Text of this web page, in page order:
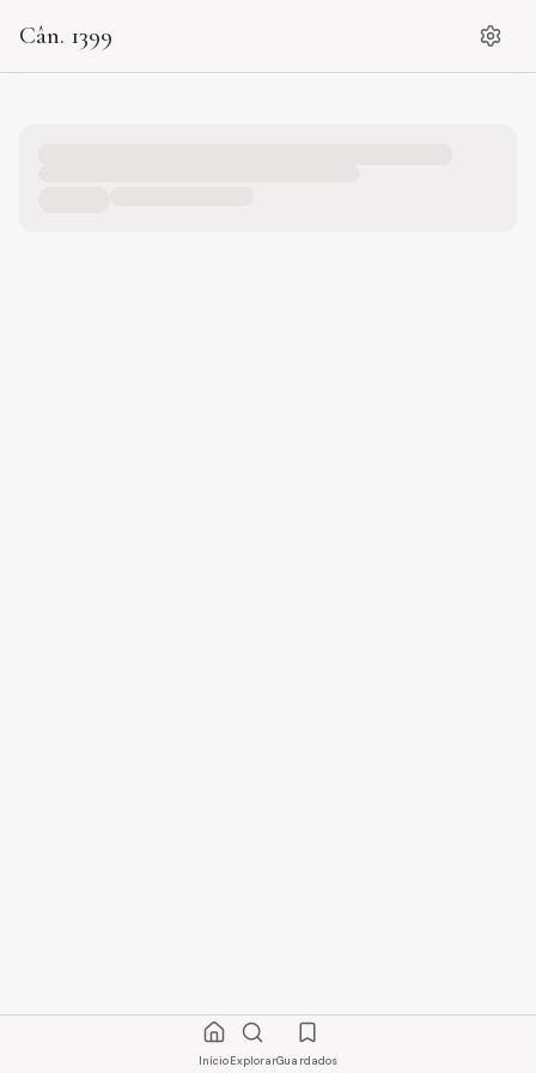
Cân. 1399
InícioExplorarGuardados